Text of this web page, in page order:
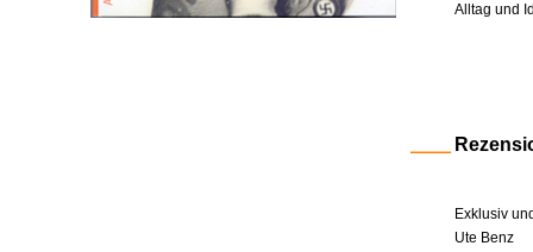
Alltag und
Exklusiv
Ute Benz